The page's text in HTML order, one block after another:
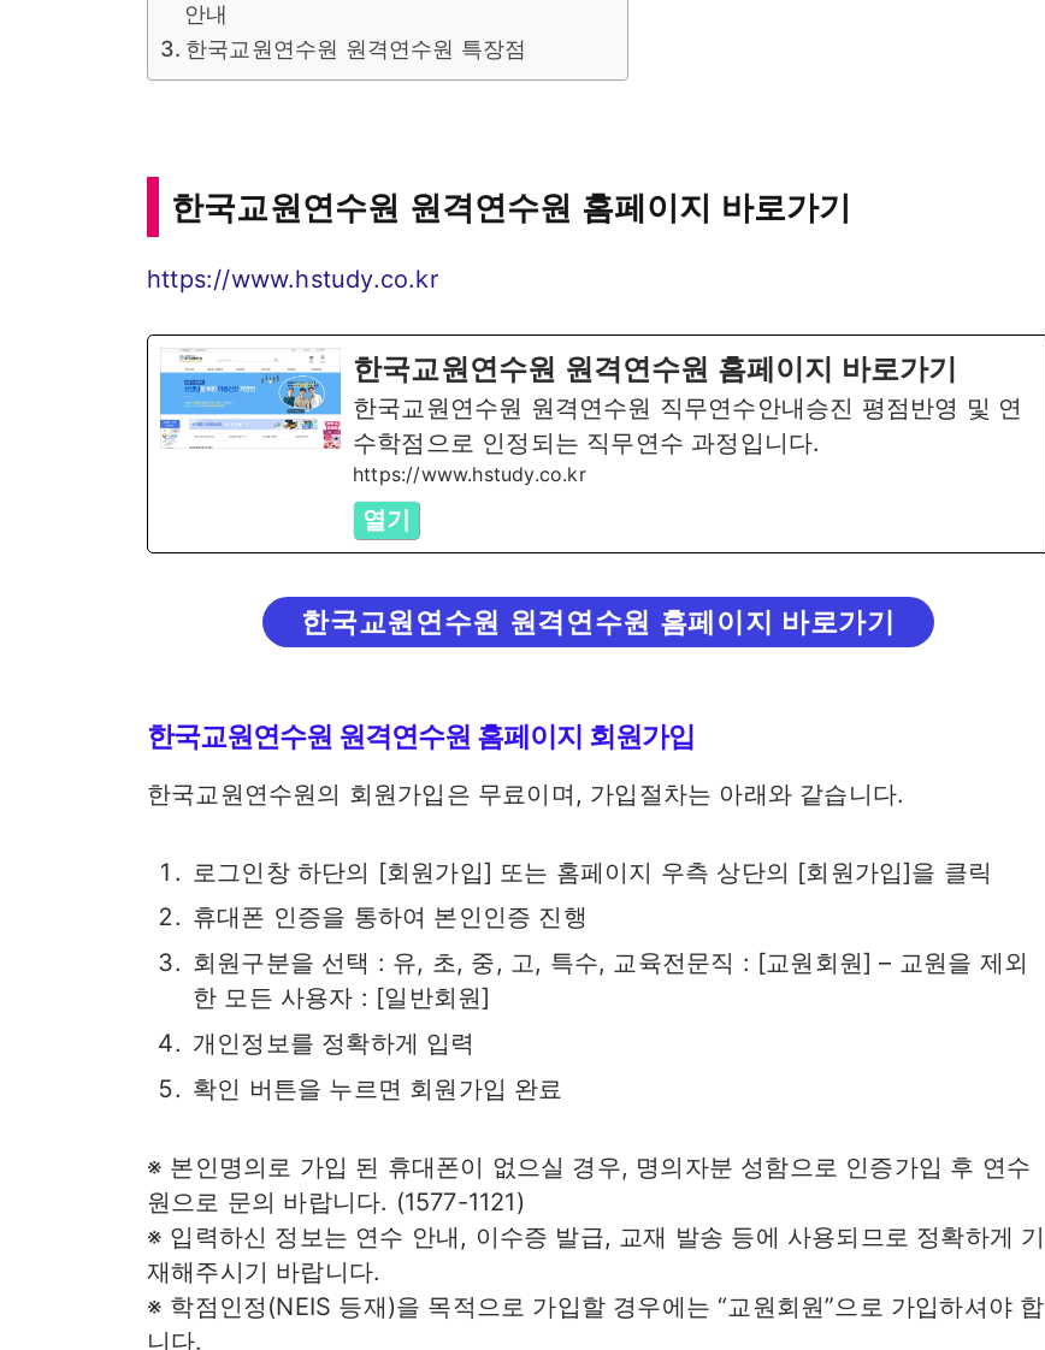
안내
한국교원연수원 원격연수원 특장점
한국교원연수원 원격연수원 홈페이지 바로가기
https://www.hstudy.co.kr
한국교원연수원 원격연수원 홈페이지 바로가기
한국교원연수원 원격연수원 직무연수안내승진 평점반영 및 연
수학점으로 인정되는 직무연수 과정입니다.
https://www.hstudy.co.kr
열기
한국교원연수원 원격연수원 홈페이지 바로가기
한국교원연수원 원격연수원 홈페이지 회원가입
한국교원연수원의 회원가입은 무료이며, 가입절차는 아래와 같습니다.
로그인창 하단의 [회원가입] 또는 홈페이지 우측 상단의 [회원가입]을 클릭
휴대폰 인증을 통하여 본인인증 진행
회원구분을 선택 : 유, 초, 중, 고, 특수, 교육전문직 : [교원회원] – 교원을 제외
한 모든 사용자 : [일반회원]
개인정보를 정확하게 입력
확인 버튼을 누르면 회원가입 완료
※ 본인명의로 가입 된 휴대폰이 없으실 경우, 명의자분 성함으로 인증가입 후 연수
원으로 문의 바랍니다. (1577-1121)
※ 입력하신 정보는 연수 안내, 이수증 발급, 교재 발송 등에 사용되므로 정확하게 기
재해주시기 바랍니다.
※ 학점인정(NEIS 등재)을 목적으로 가입할 경우에는 “교원회원”으로 가입하셔야 합
니다.